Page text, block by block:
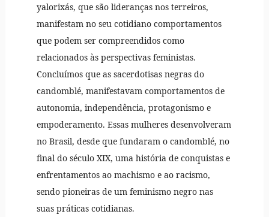
yalorixás, que são lideranças nos terreiros,
manifestam no seu cotidiano comportamentos
que podem ser compreendidos como
relacionados às perspectivas feministas.
Concluímos que as sacerdotisas negras do
candomblé, manifestavam comportamentos de
autonomia, independência, protagonismo e
empoderamento. Essas mulheres desenvolveram
no Brasil, desde que fundaram o candomblé, no
final do século XIX, uma história de conquistas e
enfrentamentos ao machismo e ao racismo,
sendo pioneiras de um feminismo negro nas
suas práticas cotidianas.